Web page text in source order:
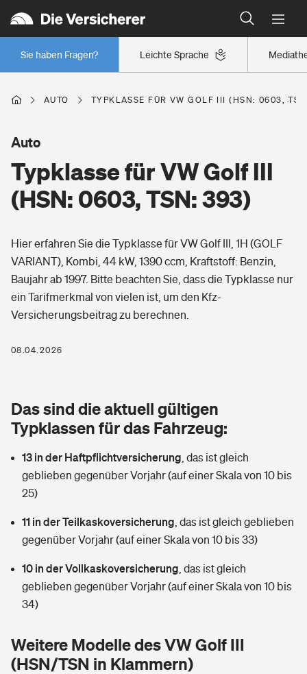
Leichte Sprache
Sie haben Fragen?
Wer versichert was: Jetzt Versicherer finden
Regionalklassen: So ist Ihre Region eingestuft
Wer versichert was: Jetzt Versicherer finden
Berufsunfähigkeitsversicherung
Erwerbsunfähigkeitsversicherung
Grundfähigkeitsversicherung
Arbeitsrechtsschutz
Berufshaftpflichtversicherung
Zur Übersicht
Tools
Wer versichert was: Jetzt Versicherer finden
Sie haben Fragen?
Wohnen
Glasversicherung
Mietkautionsversicherung
Restkreditversicherung
Tools
Hochwasser-Check: Wie gefährdet ist Ihr Haus?
Freizeit
Pri­vate Haft­pflicht­
Kinderunfall­ver­si­che­rung
Kinderinvalidität
Hundehalter-Haftpflicht
Handyversicherung
Private Cyberversicherung
Gesundheit
Private Krankenversicherung
Dread-Disease-Versicherung
Tierkrankenversicherung
Zur Übersicht
Tools
Wer versichert was: Jetzt Versicherer finden
Rentenrechner: Wie viel Geld bekomme ich im Alter?
AUTO TYPKLASSE FÜR VW GOLF III (HSN: 0603,
Typklasse für VW Golf III
(HSN: 0603, TSN: 393)
Auto
Hier erfahren Sie die Typklasse für VW Golf III, 1H (GOLF
VARIANT), Kombi, 44 kW, 1390 ccm, Kraftstoff: Benzin,
Baujahr ab 1997. Bitte beachten Sie, dass die Typklasse nur
ein Tarifmerkmal von vielen ist, um den Kfz-
Versicherungsbeitrag zu berechnen.
08.04.2026
Das sind die aktuell gültigen
Typklassen für das Fahrzeug:
13 in der Haftpflichtversicherung das ist gleich
geblieben gegenüber Vorjahr (auf einer Skala von 10 bis
25)
11 in der Teilkaskoversicherung das ist gleich geblieben
gegenüber Vorjahr (auf einer Skala von 10 bis 33)
10 in der Vollkaskoversicherung das ist gleich
geblieben gegenüber Vorjahr (auf einer Skala von 10 bis
34)
Weitere Modelle des VW Golf III
(HSN/TSN in Klammern)